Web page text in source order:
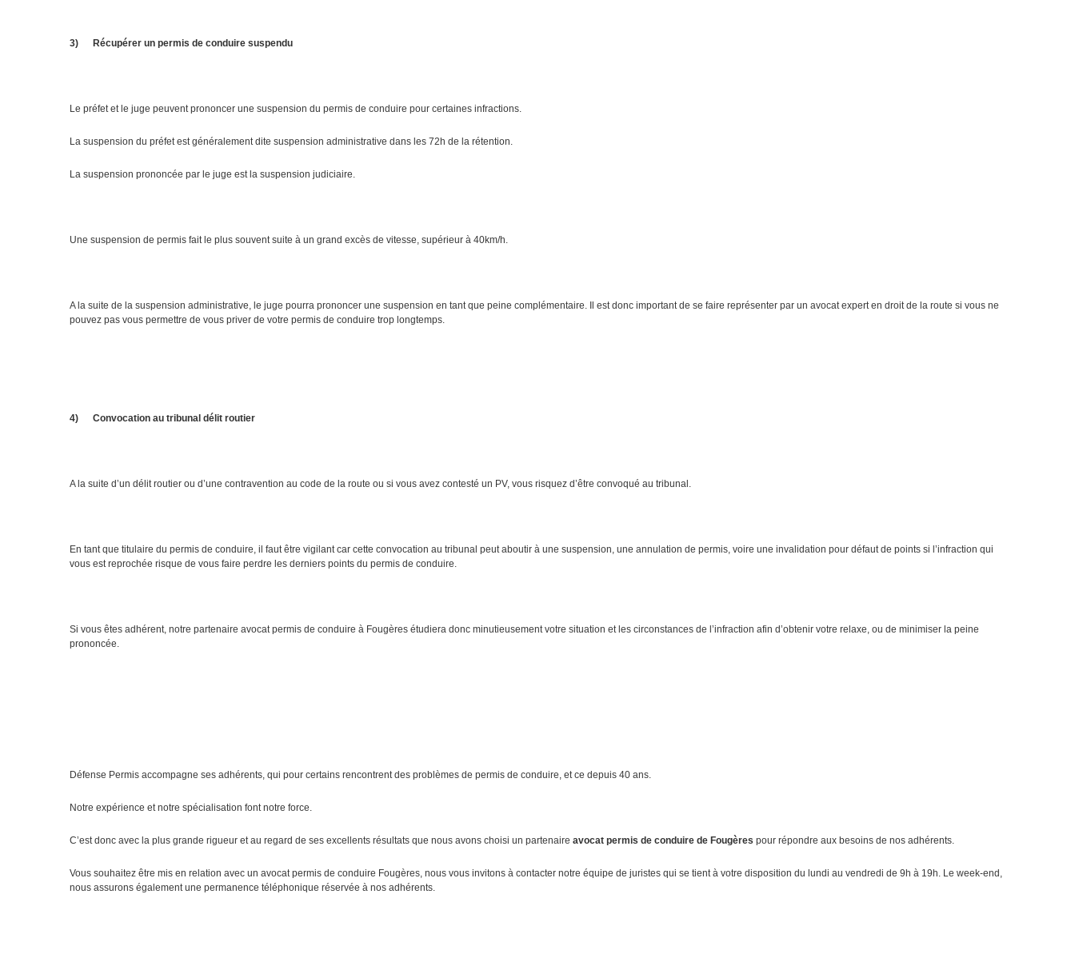
3) Récupérer un permis de conduire suspendu
Le préfet et le juge peuvent prononcer une suspension du permis de conduire pour certaines infractions.
La suspension du préfet est généralement dite suspension administrative dans les 72h de la rétention.
La suspension prononcée par le juge est la suspension judiciaire.
Une suspension de permis fait le plus souvent suite à un grand excès de vitesse, supérieur à 40km/h.
A la suite de la suspension administrative, le juge pourra prononcer une suspension en tant que peine complémentaire. Il est donc important de se faire représenter par un avocat expert en droit de la route si vous ne
pouvez pas vous permettre de vous priver de votre permis de conduire trop longtemps.
4) Convocation au tribunal délit routier
A la suite d’un délit routier ou d’une contravention au code de la route ou si vous avez contesté un PV, vous risquez d’être convoqué au tribunal.
En tant que titulaire du permis de conduire, il faut être vigilant car cette convocation au tribunal peut aboutir à une suspension, une annulation de permis, voire une invalidation pour défaut de points si l’infraction qui
vous est reprochée risque de vous faire perdre les derniers points du permis de conduire.
Si vous êtes adhérent, notre partenaire avocat permis de conduire à Fougères étudiera donc minutieusement votre situation et les circonstances de l’infraction afin d’obtenir votre relaxe, ou de minimiser la peine
prononcée.
Défense Permis accompagne ses adhérents, qui pour certains rencontrent des problèmes de permis de conduire, et ce depuis 40 ans.
Notre expérience et notre spécialisation font notre force.
C’est donc avec la plus grande rigueur et au regard de ses excellents résultats que nous avons choisi un partenaire avocat permis de conduire de Fougères pour répondre aux besoins de nos adhérents.
Vous souhaitez être mis en relation avec un avocat permis de conduire Fougères, nous vous invitons à contacter notre équipe de juristes qui se tient à votre disposition du lundi au vendredi de 9h à 19h. Le week-end,
nous assurons également une permanence téléphonique réservée à nos adhérents.